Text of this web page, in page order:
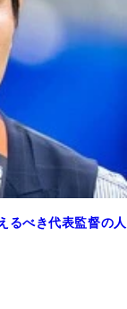
るべき代表監督の人